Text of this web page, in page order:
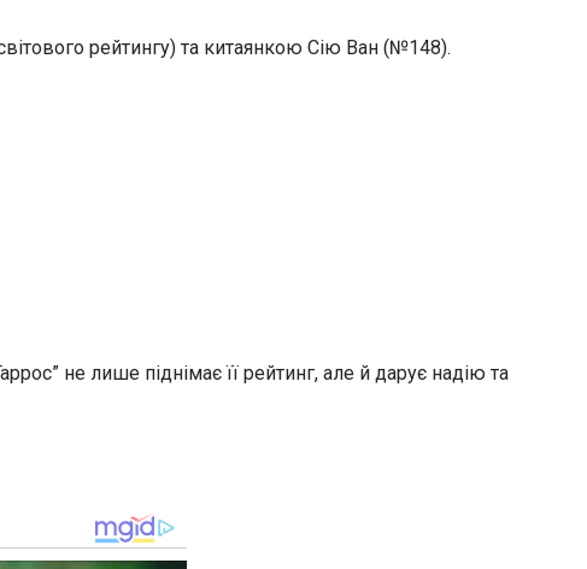
рейтингу) та китаянкою Сію Ван (№148).
не лише піднімає її рейтинг, але й дарує надію та